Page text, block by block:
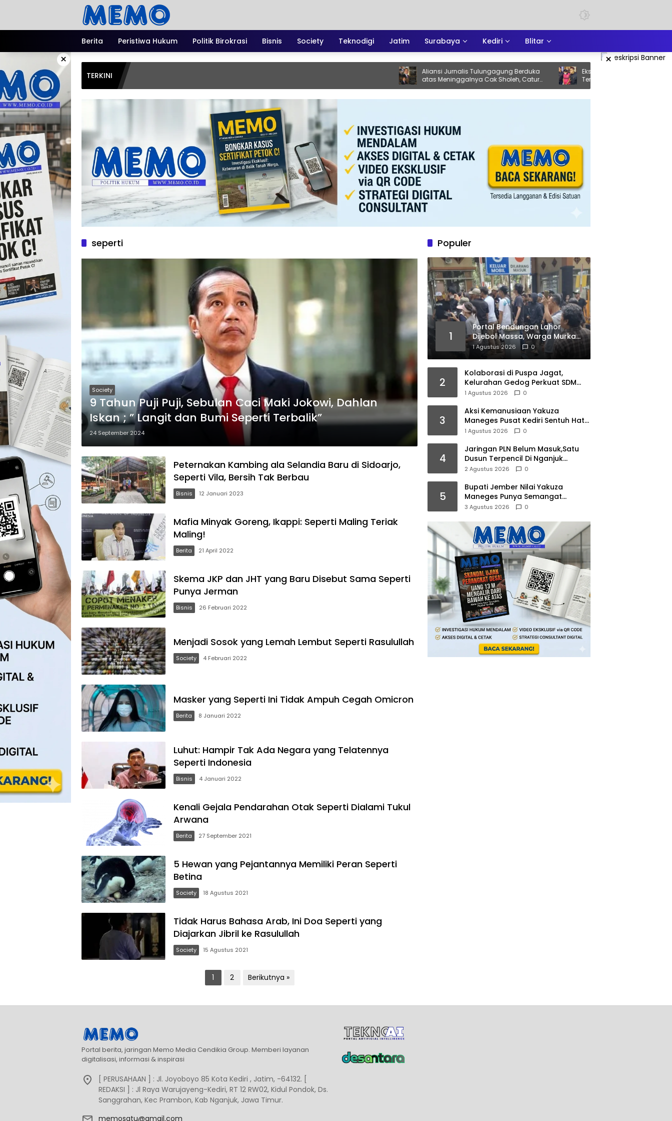
Berita
Peristiwa Hukum Politik Birokrasi Bisnis Society Teknodigi Jatim Surabaya Kediri Blitar
× ×
TERKINI
Aliansi Jurnalis Tulungagung Berduka
atas Meninggalnya Cak Sholeh, Catur
Santoso: “Beliau Pejuang Keadilan yang
Eks Ketua DPRD Ponorogo Resmi
Tersangka Kasus Korupsi Tunjangan
Perumahan
seperti
Society
9 Tahun Puji Puji, Sebulan Caci Maki Jokowi, Dahlan
Iskan ; ” Langit dan Bumi Seperti Terbalik”
24 September 2024
Peternakan Kambing ala Selandia Baru di Sidoarjo,
Seperti Vila, Bersih Tak Berbau
Bisnis 12 Januari 2023
Mafia Minyak Goreng, Ikappi: Seperti Maling Teriak
Maling!
Berita 21 April 2022
Skema JKP dan JHT yang Baru Disebut Sama Seperti
Punya Jerman
Bisnis 26 Februari 2022
Menjadi Sosok yang Lemah Lembut Seperti Rasulullah
Society 4 Februari 2022
Masker yang Seperti Ini Tidak Ampuh Cegah Omicron
Berita 8 Januari 2022
Luhut: Hampir Tak Ada Negara yang Telatennya
Seperti Indonesia
Bisnis 4 Januari 2022
Kenali Gejala Pendarahan Otak Seperti Dialami Tukul
Arwana
Berita 27 September 2021
5 Hewan yang Pejantannya Memiliki Peran Seperti
Betina
Society 18 Agustus 2021
Tidak Harus Bahasa Arab, Ini Doa Seperti yang
Diajarkan Jibril ke Rasulullah
Society 15 Agustus 2021
1 2 Berikutnya »
Populer
1
Portal Bendungan Lahor
Dijebol Massa, Warga Murka
Kebijakan PJT I Dinilai Matikan
Ekonomi Rakyat
1 Agustus 2026 0
2
Kolaborasi di Puspa Jagat,
Kelurahan Gedog Perkuat SDM
untuk Kelola Potensi Daerah
1 Agustus 2026 0
3
Aksi Kemanusiaan Yakuza
Maneges Pusat Kediri Sentuh Hati,
Berbagi Kasih Bersama Lansia di
1 Agustus 2026 0
4
Jaringan PLN Belum Masuk,Satu
Dusun Terpencil Di Nganjuk
Puluhan Tahun Gelap Gulita
2 Agustus 2026 0
5
Bupati Jember Nilai Yakuza
Maneges Punya Semangat
Kebersamaan, Siap Bersinergi
3 Agustus 2026 0
Portal berita, jaringan Memo Media Cendikia Group. Memberi layanan
digitalisasi, informasi & inspirasi
[ PERUSAHAAN ] : Jl. Joyoboyo 85 Kota Kediri , Jatim, -64132. [
REDAKSI ] : Jl Raya Warujayeng-Kediri, RT 12 RW02, Kidul Pondok, Ds.
Sanggrahan, Kec Prambon, Kab Nganjuk, Jawa Timur.
memosatu@gmail.com